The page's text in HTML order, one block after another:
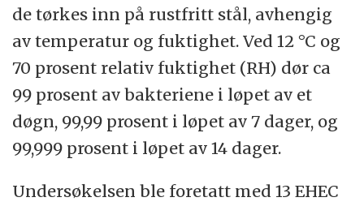
de tørkes inn på rustfritt stål, avhengig
av temperatur og fuktighet. Ved 12 °C og
70 prosent relativ fuktighet (RH) dør ca
99 prosent av bakteriene i løpet av et
døgn, 99,99 prosent i løpet av 7 dager, og
99,999 prosent i løpet av 14 dager.
Undersøkelsen ble foretatt med 13 EHEC